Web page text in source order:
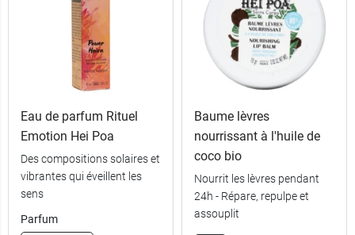
Power Heiva
Eau de parfum Rituel
Emotion Hei Poa
Des compositions solaires et
vibrantes qui éveillent les
sens
Parfum
Baume lèvres
nourrissant à l'huile de
coco bio
Nourrit les lèvres pendant
24h - Répare, repulpe et
assouplit